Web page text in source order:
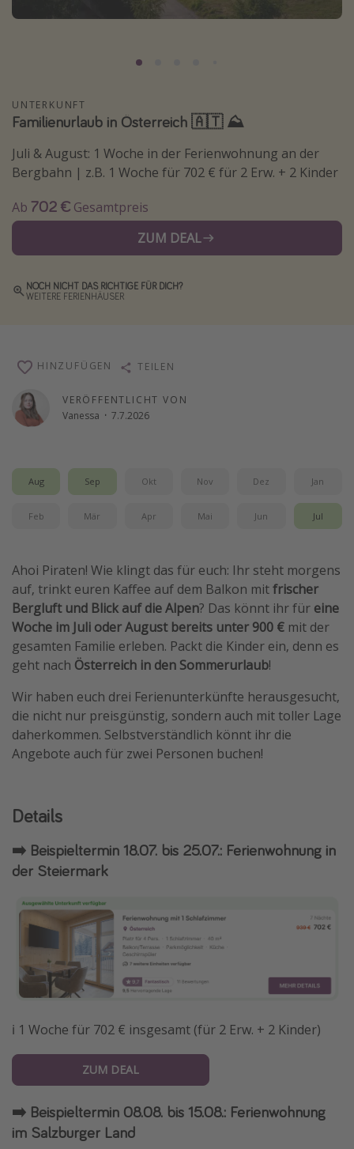
Normandie Urlaub
Krabi Urlaub
Tulum Urlaub
Sri Lanka Rundreise
Japan Rundreise
Wellnessurlaub
Wochenendtrip
Singlereisen
Strandurlaub
Hotels in Hamburg
Weitere Themen
Reise Journal
Familienurlaub in der Türkei
Rundreisen in Thailand
Reisepassfreie Reiseziele
Travel Know How
Silvesterreisen
Last Minute Urlaub Deutschland
UNTERKUNFT
Familienurlaub in Österreich 🇦🇹 ⛰️
Juli & August: 1 Woche in der Ferienwohnung an der
Bergbahn | z.B. 1 Woche für 702 € für 2 Erw. + 2 Kinder
Ab 702 € Gesamtpreis
ZUM DEAL
NOCH NICHT DAS RICHTIGE FÜR DICH?
WEITERE FERIENHÄUSER
VERÖFFENTLICHT VON
Vanessa · 7.7.2026
HINZUFÜGEN TEILEN
Aug Sep Okt Nov Dez Jan
Feb Mär Apr Mai Jun Jul
Ahoi Piraten! Wie klingt das für euch: Ihr steht morgens
auf, trinkt euren Kaffee auf dem Balkon mitfrischer
Bergluft und Blick auf die Alpen? Das könnt ihr für eine
Woche im Juli oder August bereits unter 900 € mit der
gesamten Familie erleben. Packt die Kinder ein, denn es
geht nach Österreich in den Sommerurlaub!
Wir haben euch drei Ferienunterkünfte herausgesucht,
die nicht nur preisgünstig, sondern auch mit toller Lage
daherkommen. Selbstverständlich könnt ihr die
Angebote auch für zwei Personen buchen!
Details
➡️ Beispieltermin 18.07. bis 25.07.: Ferienwohnung in
der Steiermark
ℹ️ 1 Woche für 702 € insgesamt (für 2 Erw. + 2 Kinder)
ZUM DEAL
➡️ Beispieltermin 08.08. bis 15.08.: Ferienwohnung
im Salzburger Land